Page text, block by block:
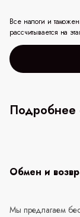
Все налоги и
рассчитывается на
Подробнее
Обмен и
Мы предлагаем